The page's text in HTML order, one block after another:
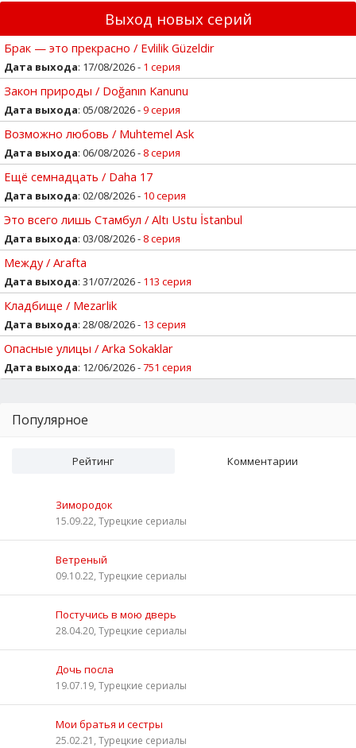
Выход новых серий
Брак — это прекрасно / Evlilik Güzeldir
Дата выхода: 17/08/2026 - 1 серия
Закон природы / Doğanın Kanunu
Дата выхода: 05/08/2026 -9 серия
Возможно любовь / Muhtemel Ask
Дата выхода: 06/08/2026 - 8 серия
Ещё семнадцать / Daha 17
Дата выхода: 02/08/2026 - 10 серия
Это всего лишь Стамбул / Altı Ustu İstanbul
Дата выхода: 03/08/2026 - 8 серия
Между / Arafta
Дата выхода: 31/07/2026 - 113 серия
Кладбище / Mezarlik
Дата выхода: 28/08/2026 - 13 серия
Опасные улицы / Arka Sokaklar
Дата выхода: 12/06/2026 -751 серия
Популярное
Рейтинг Комментарии
Зимородок
15.09.22, Турецкие сериалы
Ветреный
09.10.22, Турецкие сериалы
Постучись в мою дверь
28.04.20, Турецкие сериалы
Дочь посла
19.07.19, Турецкие сериалы
Мои братья и сестры
25.02.21, Турецкие сериалы